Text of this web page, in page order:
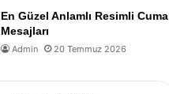
En Güzel Anlamlı Resimli Cuma
Mesajları
Admin 20 Temmuz 2026